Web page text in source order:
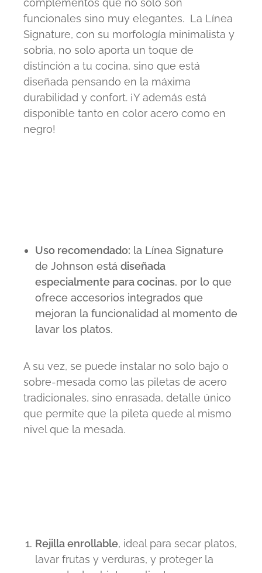
complementos que no solo son
funcionales sino muy elegantes. La Línea
Signature, con su morfología minimalista y
sobria, no solo aporta un toque de
distinción a tu cocina, sino que está
diseñada pensando en la máxima
durabilidad y confort. ¡Y además está
disponible tanto en color acero como en
negro!
Uso recomendado: la Línea Signature
de Johnson está diseñada
especialmente para cocinas, por lo que
ofrece accesorios integrados que
mejoran la funcionalidad al momento de
lavar los platos.
A su vez, se puede instalar no solo bajo o
sobre-mesada como las piletas de acero
tradicionales, sino enrasada, detalle único
que permite que la pileta quede al mismo
nivel que la mesada.
Rejilla enrollable, ideal para secar platos,
lavar frutas y verduras, y proteger la